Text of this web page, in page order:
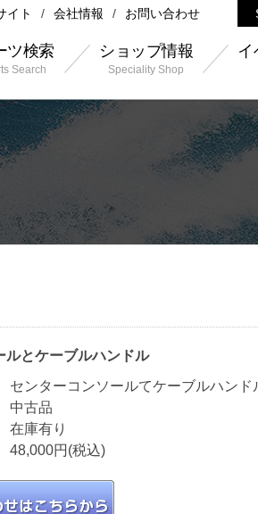
イト 会社情報 お問い合わせ
ツ検索
Search
ショップ情報
Speciality Shop
イ
ルとケーブルハンドル
センターコンソールてケーブルハンド
中古品
在庫有り
48,000円(税込)